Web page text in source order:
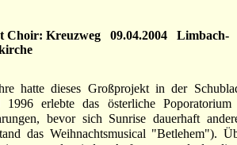
Choir: Kreuzweg 09.04.2004 Limbach-
hatte dieses Großprojekt in der
erlebte das österliche
bevor sich Sunrise dauerhaft
das Weihnachtsmusical "Betlehem").